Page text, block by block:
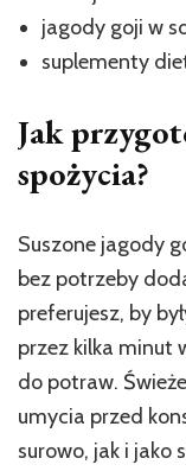
jagody goji w
suplementy
Jak
spożycia?
Suszone jagody
bez potrzeby
preferujesz, by
przez kilka minut
do potraw.
umycia przed
surowo, jak i jako